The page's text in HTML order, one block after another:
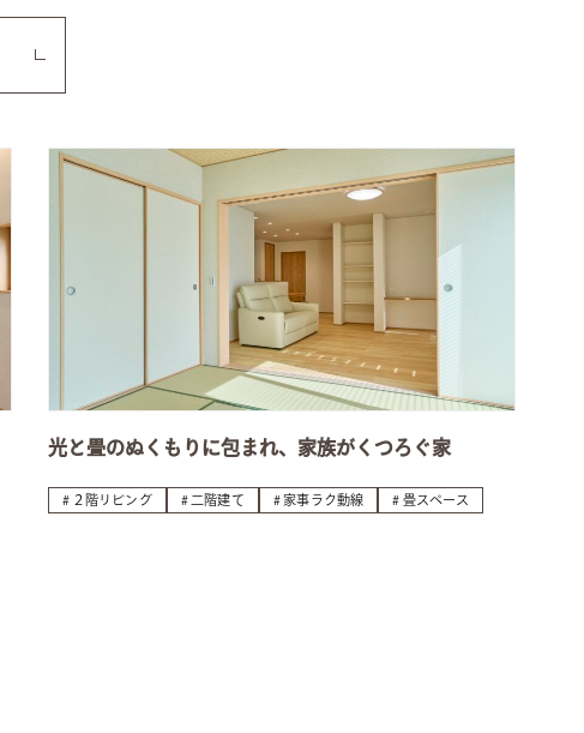
光と畳のぬくもりに包まれ、家族がくつろぐ家
２階リビング 二階建て 家事ラク動線 畳スペース